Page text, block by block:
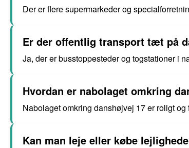
Der er flere supermarkeder og
Er der offentlig transport tæt på
Ja, der er busstoppesteder og togstationer i
Hvordan er nabolaget omkring
Nabolaget omkring danshøjvej 17 er roligt og
Kan man leje eller købe